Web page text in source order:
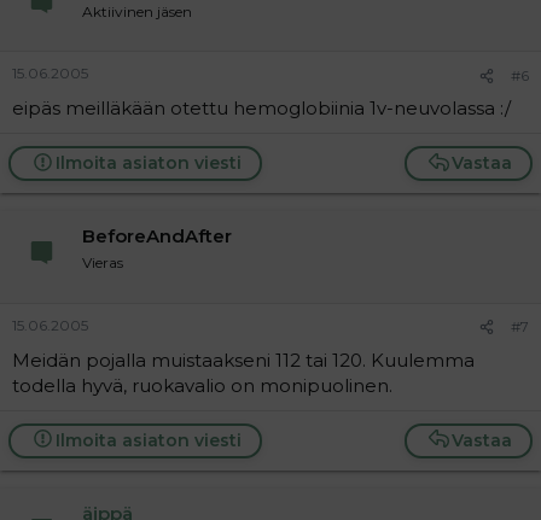
Aktiivinen jäsen
15.06.2005 #6
eipäs meilläkään otettu hemoglobiinia 1v-neuvolassa :/
Vastaa
Ilmoita asiaton viesti
BeforeAndAfter
Vieras
15.06.2005 #7
Meidän pojalla muistaakseni 112 tai 120. Kuulemma
todella hyvä, ruokavalio on monipuolinen.
Vastaa
Ilmoita asiaton viesti
äippä